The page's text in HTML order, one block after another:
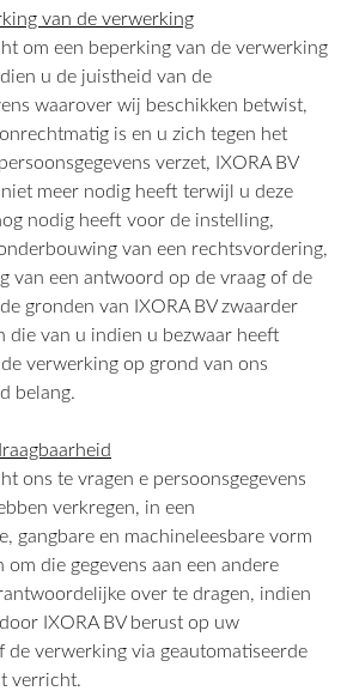
van de verwerking
om een beperking van de verwerking
u de juistheid van de
waarover wij beschikken betwist,
is en u zich tegen het
verzet, IXORA BV
niet meer nodig heeft terwijl u deze
nodig heeft voor de instelling,
van een rechtsvordering,
van een antwoord op de vraag of de
gronden van IXORA BV zwaarder
die van u indien u bezwaar heeft
verwerking op grond van ons
belang.
ons te vragen e persoonsgegevens
verkregen, in een
gangbare en machineleesbare vorm
om die gegevens aan een andere
over te dragen, indien
IXORA BV berust op uw
de verwerking via geautomatiseerde
verricht.